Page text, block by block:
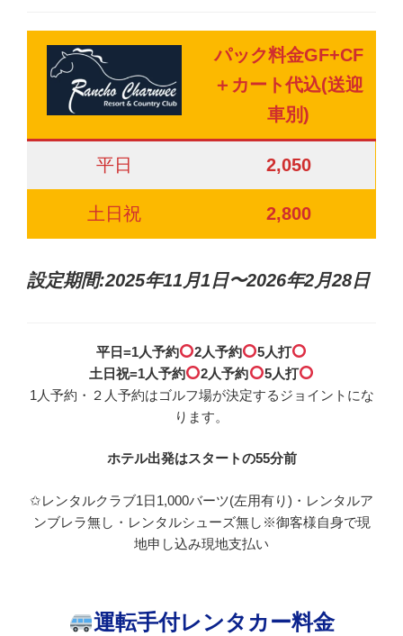
パック料金GF+CF
＋カート代込(送迎
車別)
平日 2,050
土日祝 2,800
設定期間:2025年11月1日〜2026年2月28日
平日=1人予約 2人予約
5人打
土日祝=1人予約
2人予約
5人打
1人予約・２人予約はゴルフ場が決定するジョイントにな
ります。
ホテル出発はスタートの55分前
✩レンタルクラブ1日1,000バーツ(左用有り)・レンタルア
ンブレラ無し・レンタルシューズ無し※御客様自身で現
地申し込み現地支払い
運転手付レンタカー料金